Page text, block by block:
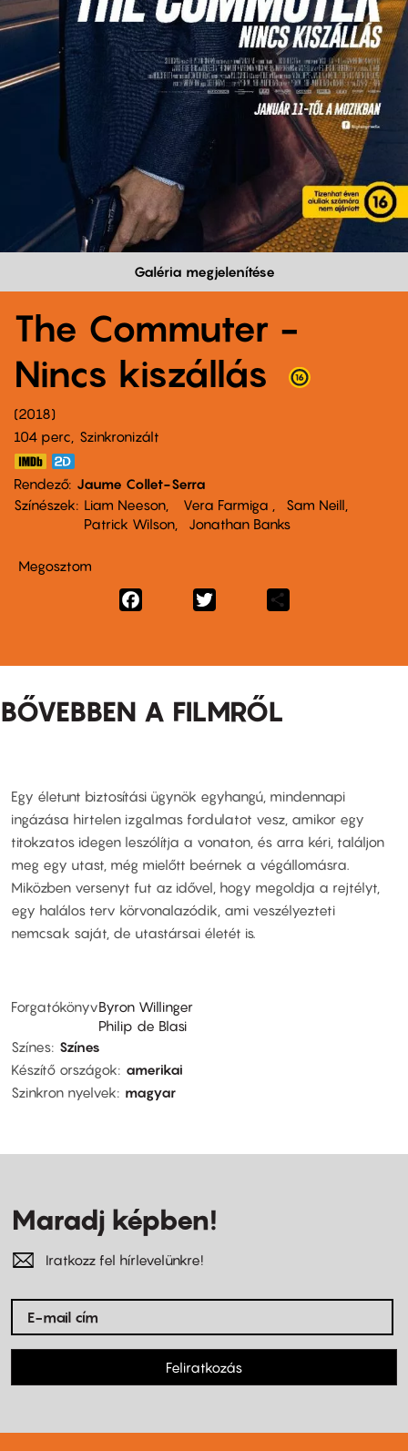
Galéria megjelenítése
The Commuter -
Nincs kiszállás
2018
104 perc,
Szinkronizált
Rendező Jaume Collet-Serra
Színészek
Liam Neeson Vera Farmiga
Sam Neill
Patrick Wilson
Jonathan Banks
Megosztom
Facebook
BŐVEBBEN A FILMRŐL
Egy életunt biztosítási ügynök egyhangú, mindennapi
ingázása hirtelen izgalmas fordulatot vesz, amikor egy
titokzatos idegen leszólítja a vonaton, és arra kéri, találjon
meg egy utast, még mielőtt beérnek a végállomásra.
Miközben versenyt fut az idővel, hogy megoldja a rejtélyt,
egy halálos terv körvonalazódik, ami veszélyezteti
nemcsak saját, de utastársai életét is.
ForgatókönyvByron Willinger
Philip de Blasi
Színes Színes
Készítő országok
amerikai
Szinkron nyelvek
magyar
Maradj képben!
Iratkozz fel hírlevelünkre!
Feliratkozás